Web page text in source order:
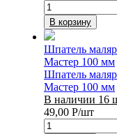
В корзину
Шпатель
Мастер 100 мм
Шпатель
Мастер 100 мм
В наличии 16
49,00 Р/шт